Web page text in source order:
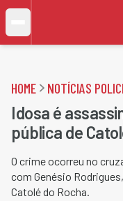
HOME NOTÍCIAS
Idosa é
pública de
O crime ocorreu no
com Genésio
Catolé do Rocha.